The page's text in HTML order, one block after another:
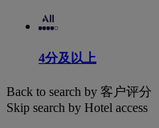
4分及以上
Back to search by 客户评分
Skip search by Hotel access